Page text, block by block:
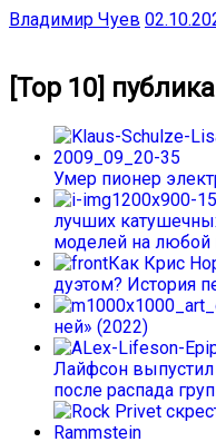
Владимир Чуев
[Top 10]
Умер пионер
лучших
моделей на
Как Крис
дуэтом? История
ней» (2022)
Лайфсон
после распада